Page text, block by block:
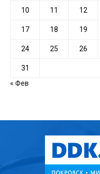
10 11 12
17 18 19
24 25 26
31
« Фев